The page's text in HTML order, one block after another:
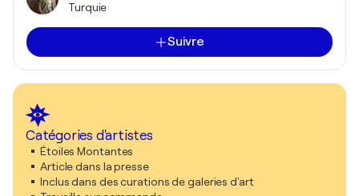
Turquie
Suivre
Catégories d'artistes
Étoiles Montantes
Article dans la presse
Inclus dans des curations de galeries d'art